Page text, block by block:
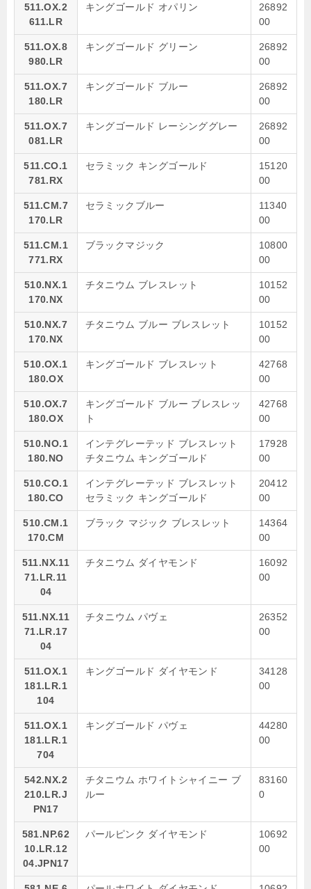
511.OX.2
611.LR
キングゴールド オパリン
26892
00
511.OX.8
980.LR
キングゴールド グリーン
26892
00
511.OX.7
180.LR
キングゴールド ブルー
26892
00
511.OX.7
081.LR
キングゴールド レーシンググレー
26892
00
511.CO.1
781.RX
セラミック キングゴールド
15120
00
511.CM.7
170.LR
セラミックブルー
11340
00
511.CM.1
771.RX
ブラックマジック
10800
00
510.NX.1
170.NX
チタニウム ブレスレット
10152
00
510.NX.7
170.NX
チタニウム ブルー ブレスレット
10152
00
510.OX.1
180.OX
キングゴールド ブレスレット
42768
00
510.OX.7
180.OX
キングゴールド ブルー ブレスレッ
ト
42768
00
510.NO.1
180.NO
インテグレーテッド ブレスレット
チタニウム キングゴールド
17928
00
510.CO.1
180.CO
インテグレーテッド ブレスレット
セラミック キングゴールド
20412
00
510.CM.1
170.CM
ブラック マジック ブレスレット
14364
00
511.NX.11
71.LR.11
04
チタニウム ダイヤモンド
16092
00
511.NX.11
71.LR.17
04
チタニウム パヴェ
26352
00
511.OX.1
181.LR.1
104
キングゴールド ダイヤモンド
34128
00
511.OX.1
181.LR.1
704
キングゴールド パヴェ
44280
00
542.NX.2
210.LR.J
PN17
チタニウム ホワイトシャイニー ブ
ルー
83160
0
581.NP.62
10.LR.12
04.JPN17
パールピンク ダイヤモンド
10692
00